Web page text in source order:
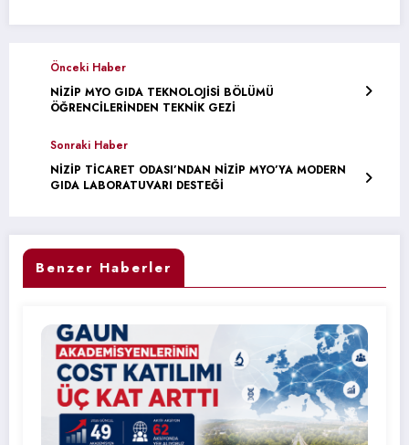
Önceki Haber
NİZİP MYO GIDA TEKNOLOJİSİ BÖLÜMÜ
ÖĞRENCİLERİNDEN TEKNİK GEZİ
Sonraki Haber
NİZİP TİCARET ODASI’NDAN NİZİP MYO’YA MODERN
GIDA LABORATUVARI DESTEĞİ
Benzer Haberler